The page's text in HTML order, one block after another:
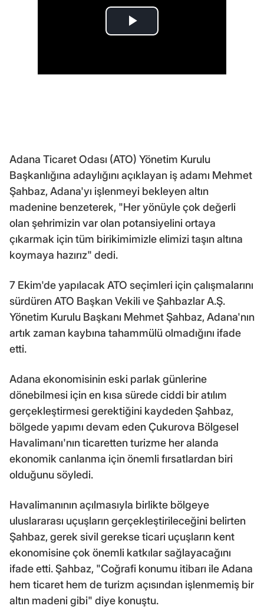
Adana Ticaret Odası (ATO) Yönetim Kurulu
Başkanlığına adaylığını açıklayan iş adamı Mehmet
Şahbaz, Adana'yı işlenmeyi bekleyen altın
madenine benzeterek, "Her yönüyle çok değerli
olan şehrimizin var olan potansiyelini ortaya
çıkarmak için tüm birikimimizle elimizi taşın altına
koymaya hazırız" dedi.
7 Ekim'de yapılacak ATO seçimleri için çalışmalarını
sürdüren ATO Başkan Vekili ve Şahbazlar A.Ş.
Yönetim Kurulu Başkanı Mehmet Şahbaz, Adana'nın
artık zaman kaybına tahammülü olmadığını ifade
etti.
Adana ekonomisinin eski parlak günlerine
dönebilmesi için en kısa sürede ciddi bir atılım
gerçekleştirmesi gerektiğini kaydeden Şahbaz,
bölgede yapımı devam eden Çukurova Bölgesel
Havalimanı'nın ticaretten turizme her alanda
ekonomik canlanma için önemli fırsatlardan biri
olduğunu söyledi.
Havalimanının açılmasıyla birlikte bölgeye
uluslararası uçuşların gerçekleştirileceğini belirten
Şahbaz, gerek sivil gerekse ticari uçuşların kent
ekonomisine çok önemli katkılar sağlayacağını
ifade etti. Şahbaz, "Coğrafi konumu itibarı ile Adana
hem ticaret hem de turizm açısından işlenmemiş bir
altın madeni gibi" diye konuştu.